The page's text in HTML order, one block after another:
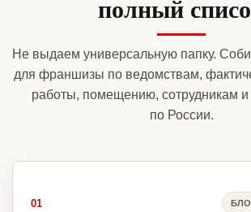
полный
Не выдаем универсальную папку.
для франшизы по ведомствам,
работы, помещению, сотрудникам
по России.
01